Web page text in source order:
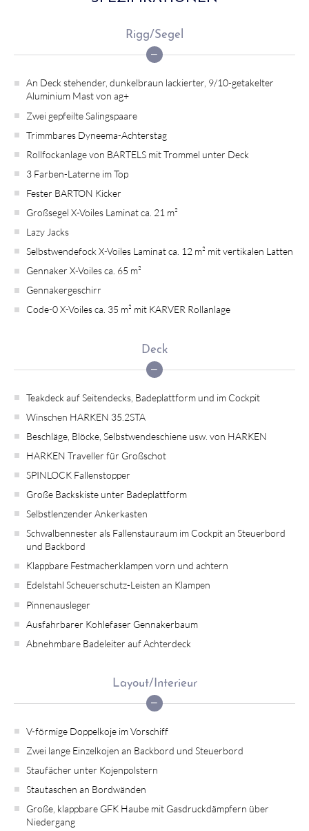
Rigg/Segel
An Deck stehender, dunkelbraun lackierter, 9/10-getakelter
Aluminium Mast von ag+
Zwei gepfeilte Salingspaare
Trimmbares Dyneema-Achterstag
Rollfockanlage von BARTELS mit Trommel unter Deck
3 Farben-Laterne im Top
Fester BARTON Kicker
Großsegel X-Voiles Laminat ca. 21 m²
Lazy Jacks
Selbstwendefock X-Voiles Laminat ca. 12 m² mit vertikalen Latten
Gennaker X-Voiles ca. 65 m²
Gennakergeschirr
Code-0 X-Voiles ca. 35 m² mit KARVER Rollanlage
Deck
Teakdeck auf Seitendecks, Badeplattform und im Cockpit
Winschen HARKEN 35.2STA
Beschläge, Blöcke, Selbstwendeschiene usw. von HARKEN
HARKEN Traveller für Großschot
SPINLOCK Fallenstopper
Große Backskiste unter Badeplattform
Selbstlenzender Ankerkasten
Schwalbennester als Fallenstauraum im Cockpit an Steuerbord
und Backbord
Klappbare Festmacherklampen vorn und achtern
Edelstahl Scheuerschutz-Leisten an Klampen
Pinnenausleger
Ausfahrbarer Kohlefaser Gennakerbaum
Abnehmbare Badeleiter auf Achterdeck
Layout/Interieur
V-förmige Doppelkoje im Vorschiff
Zwei lange Einzelkojen an Backbord und Steuerbord
Staufächer unter Kojenpolstern
Stautaschen an Bordwänden
Große, klappbare GFK Haube mit Gasdruckdämpfern über
Niedergang